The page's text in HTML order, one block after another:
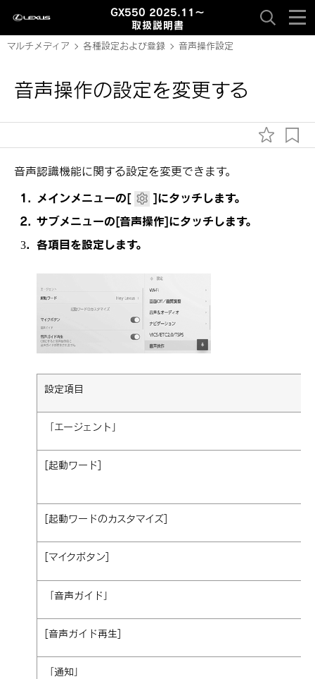
GX550 2025.11～
取扱説明書
マルチメディア 各種設定および登録 音声操作設定
音声操作の設定を変更する
音声認識機能に関する設定を変更できます。
メインメニューの[‍ ‍]にタッチします。
サブメニューの[‍音声操作‍]にタッチします。
各項目を設定します。
設定項目
「‍エージェント‍」
[‍起動ワード‍]
[‍起動ワードのカスタマイズ‍]
[‍マイクボタン‍]
「‍音声ガイド‍」
[‍音声ガイド再生‍]
「‍通知‍」